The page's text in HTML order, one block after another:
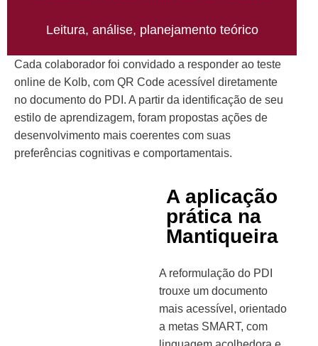
Leitura, análise, planejamento teórico
Cada colaborador foi convidado a responder ao teste
online de Kolb, com QR Code acessível diretamente
no documento do PDI. A partir da identificação de seu
estilo de aprendizagem, foram propostas ações de
desenvolvimento mais coerentes com suas
preferências cognitivas e comportamentais.
A aplicação
prática na
Mantiqueira
A reformulação do PDI
trouxe um documento
mais acessível, orientado
a metas SMART, com